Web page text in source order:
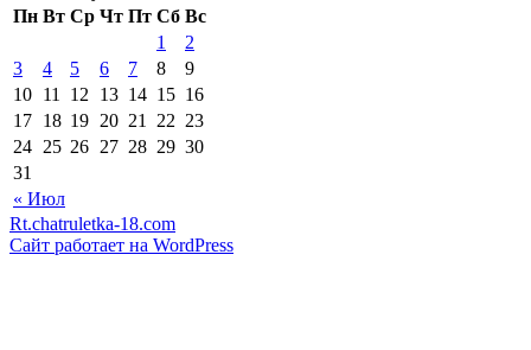
Пн Вт Ср Чт Пт Сб Вс
« Июл
1
2
3
4 5 6 7 8
9
10 11 12 13 14 15 16
17 18 19 20 21 22 23
24 25 26 27 28 29 30
31
Rt.chatruletka-18.com
Сайт работает на WordPress